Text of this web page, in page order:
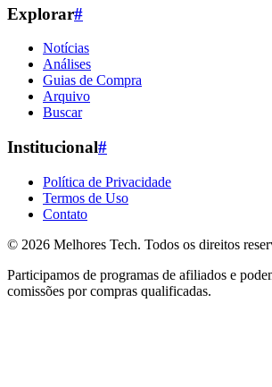
Explorar#
Notícias
Análises
Guias de Compra
Arquivo
Buscar
Institucional#
Política de Privacidade
Termos de Uso
Contato
© 2026 Melhores Tech. Todos os direitos
Participamos de programas de afiliados e
comissões por compras qualificadas.